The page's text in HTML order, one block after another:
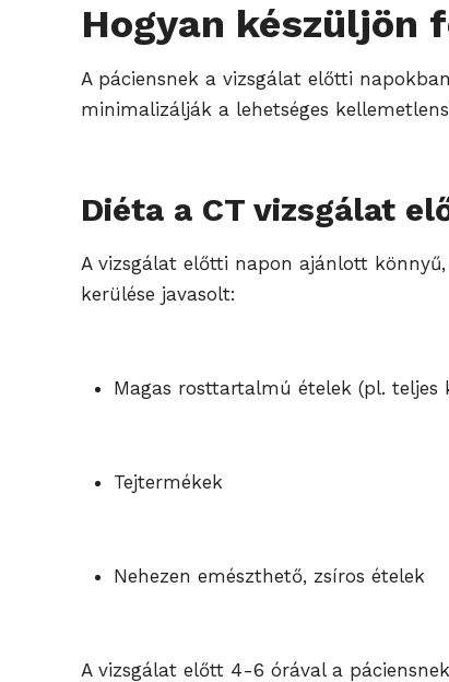
Hogyan készüljön
A páciensnek a vizsgálat előtti
minimalizálják a lehetséges
Diéta a CT vizsgálat
A vizsgálat előtti napon ajánlott
kerülése javasolt:
Magas rosttartalmú ételek (pl. teljes
Tejtermékek
Nehezen emészthető, zsíros ételek
A vizsgálat előtt 4-6 órával a